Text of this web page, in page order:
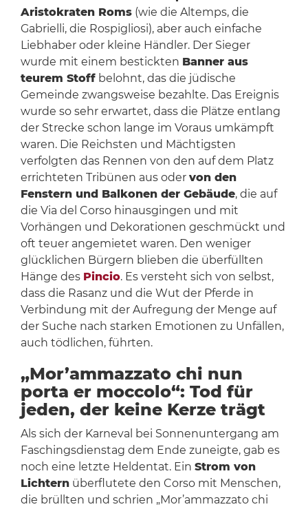
Aristokraten Roms(wie die Altemps, die
Gabrielli, die Rospigliosi), aber auch einfache
Liebhaber oder kleine Händler. Der Sieger
wurde mit einem bestickten Banner aus
teurem Stoffbelohnt, das die jüdische
Gemeinde zwangsweise bezahlte. Das Ereignis
wurde so sehr erwartet, dass die Plätze entlang
der Strecke schon lange im Voraus umkämpft
waren. Die Reichsten und Mächtigsten
verfolgten das Rennen von den auf dem Platz
errichteten Tribünen aus oder von den
Fenstern und Balkonen der Gebäude, die auf
die Via del Corso hinausgingen und mit
Vorhängen und Dekorationen geschmückt und
oft teuer angemietet waren. Den weniger
glücklichen Bürgern blieben die überfüllten
Hänge des Pincio. Es versteht sich von selbst,
dass die Rasanz und die Wut der Pferde in
Verbindung mit der Aufregung der Menge auf
der Suche nach starken Emotionen zu Unfällen,
auch tödlichen, führten.
„Mor’ammazzato chi nun
porta er moccolo“: Tod für
jeden, der keine Kerze trägt
Als sich der Karneval bei Sonnenuntergang am
Faschingsdienstag dem Ende zuneigte, gab es
noch eine letzte Heldentat. Ein Strom von
Lichternüberflutete den Corso mit Menschen,
die brüllten und schrien „Mor’ammazzato chi